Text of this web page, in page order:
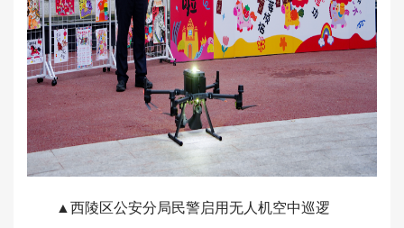
▲西陵区公安分局民警启用无人机空中巡逻